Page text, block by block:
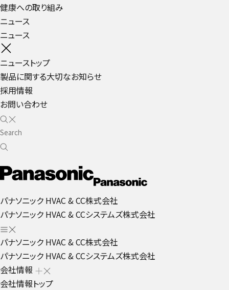
健康への取り組み
ニュース
ニュース
ニューストップ
製品に関する大切なお知らせ
採用情報
お問い合わせ
パナソニック HVAC & CC株式会社
パナソニック HVAC & CCシステムズ株式会社
パナソニック HVAC & CC株式会社
パナソニック HVAC & CCシステムズ株式会社
会社情報
会社情報トップ